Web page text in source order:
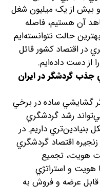
و بيش از يک ميليون شغل
آن هستيم، فاصله
حالت نتوانسته‌ايم
در اقتصاد کشور قائل
دست داده‌ايم.
جذب گردشگر در ايران
گشايشي ساده در برخي
رشد گردشگري
بنيادين‌تري داريم. در
اقتصاد گردشگري
هويت،‌ تجميع
هويت و استراتژي
عرضه و فروش به